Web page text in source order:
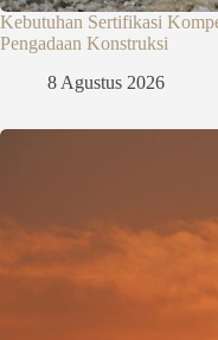
Kebutuhan Sertifikasi
Pengadaan Konstruksi
8 Agustus 2026